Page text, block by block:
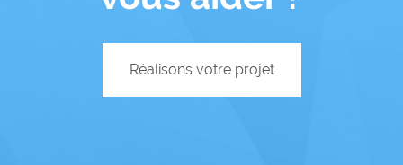
Réalisons votre projet